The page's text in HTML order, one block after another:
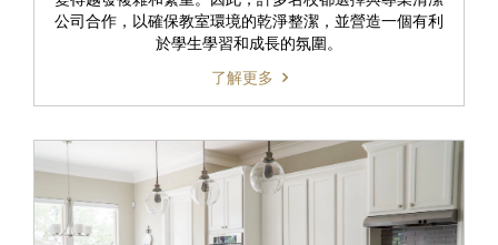
公司合作，以確保教室環境的乾淨整潔，並營造一個有利
於學生學習和成長的氛圍。
了解更多